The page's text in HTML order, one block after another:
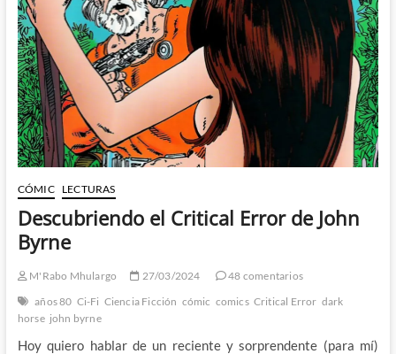
fantasía
mano
de
Bilquis
Evely
y
Tom
King
CÓMIC LECTURAS
Descubriendo el Critical Error de John
Byrne
M'Rabo Mhulargo 27/03/2024
48 comentarios
años 80 Ci-Fi Ciencia Ficción cómic comics Critical Error dark
horse john byrne
Hoy quiero hablar de un reciente y sorprendente (para mí)